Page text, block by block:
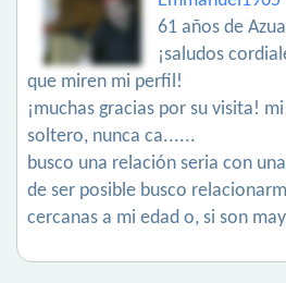
61 años de
¡saludos
que miren mi perfil!
¡muchas gracias por su visita!
soltero, nunca ca......
busco una relación seria con
de ser posible busco
cercanas a mi edad o, si son